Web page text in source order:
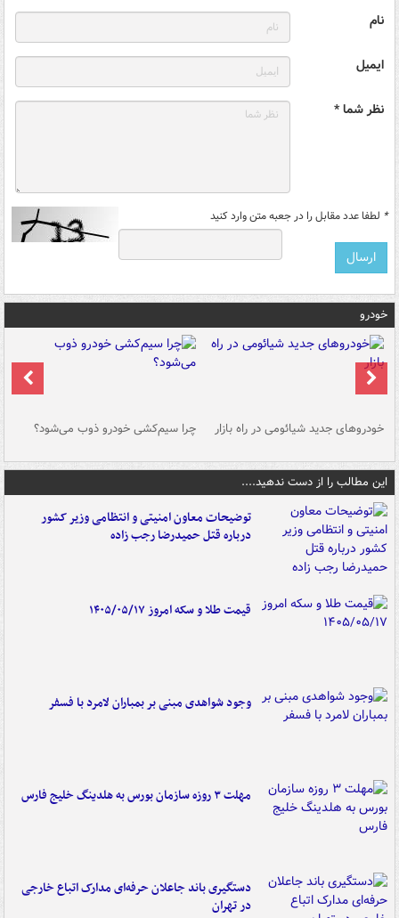
نام
ایمیل
نظر شما *
* لطفا عدد مقابل را در جعبه متن وارد کنید
خودرو
خودروهای جدید شیائومی در راه بازار چرا سیم‌کشی خودرو ذوب می‌شود؟
این مطالب را از دست ندهید....
توضیحات معاون امنیتی و انتظامی وزیر کشور
درباره قتل حمیدرضا رجب زاده
قیمت طلا و سکه امروز ۱۴۰۵/۰۵/۱۷
وجود شواهدی مبنی بر بمباران لامرد با فسفر
مهلت ۳ روزه سازمان بورس به هلدینگ خلیج فارس
دستگیری باند جاعلان حرفه‌ای مدارک اتباع خارجی
در تهران